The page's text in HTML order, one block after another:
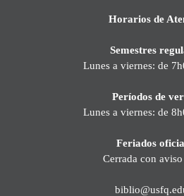
Horarios de
Semestres
Lunes a viernes: de
Períodos de
Lunes a viernes: de
Feriados
Cerrada con